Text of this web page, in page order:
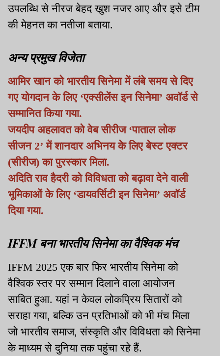
उपलब्धि से नीरज बेहद खुश नजर आए और इसे टीम
की मेहनत का नतीजा बताया.
अन्य प्रमुख विजेता
आमिर खान को भारतीय सिनेमा में लंबे समय से दिए
गए योगदान के लिए ‘एक्सीलेंस इन सिनेमा’ अवॉर्ड से
सम्मानित किया गया.
जयदीप अहलावत को वेब सीरीज ‘पाताल लोक
सीजन 2’ में शानदार अभिनय के लिए बेस्ट एक्टर
(सीरीज) का पुरस्कार मिला.
अदिति राव हैदरी को विविधता को बढ़ावा देने वाली
भूमिकाओं के लिए ‘डायवर्सिटी इन सिनेमा’ अवॉर्ड
दिया गया.
IFFM बना भारतीय सिनेमा का वैश्विक मंच
IFFM 2025 एक बार फिर भारतीय सिनेमा को
वैश्विक स्तर पर सम्मान दिलाने वाला आयोजन
साबित हुआ. यहां न केवल लोकप्रिय सितारों को
सराहा गया, बल्कि उन प्रतिभाओं को भी मंच मिला
जो भारतीय समाज, संस्कृति और विविधता को सिनेमा
के माध्यम से दुनिया तक पहुंचा रहे हैं.